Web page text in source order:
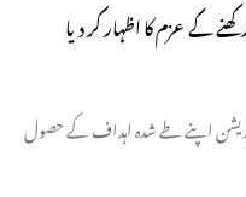
کے عزم کا اظہار کر دیا
اپنے طے شدہ اہداف کے حصول